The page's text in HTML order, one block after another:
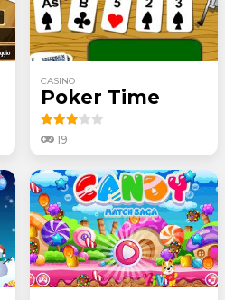
CASINO
Poker Time
19